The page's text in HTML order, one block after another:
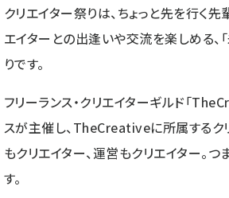
クリエイター祭りは、ちょっと先を行く
エイターとの出逢いや交流を楽しめる、
りです。
フリーランス・クリエイターギルド「
スが主催し、TheCreativeに所属するク
もクリエイター、運営もクリエイター。
す。